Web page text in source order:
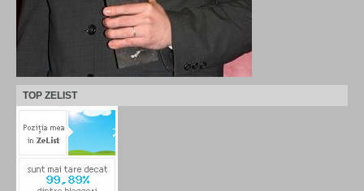
TOP ZELIST